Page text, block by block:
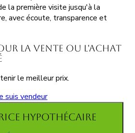
la première visite jusqu'à la
avec écoute, transparence et
la vente ou l'achat
le meilleur prix.
suis vendeur
hypothécaire